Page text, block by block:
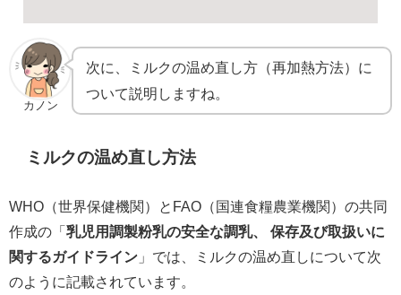
カノン
次に、ミルクの温め直し方（再加熱方法）に
ついて説明しますね。
ミルクの温め直し方法
WHO（世界保健機関）とFAO（国連食糧農業機関）の共同
作成の「 乳児用調製粉乳の安全な調乳、 保存及び取扱いに
関するガイドライン 」では、ミルクの温め直しについて次
のように記載されています。